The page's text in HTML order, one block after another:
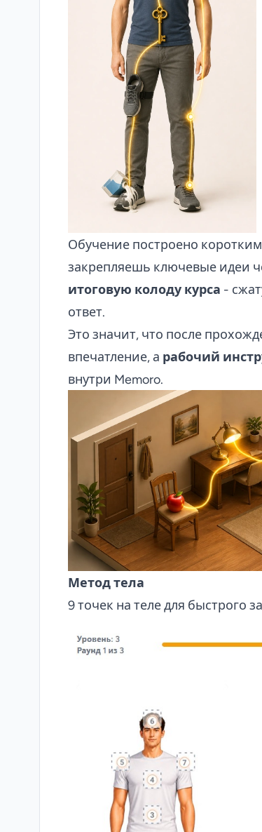
Обучение построено
закрепляешь ключевые идеи
итоговую колоду курса -
ответ.
Это значит, что после
впечатление, а рабочий
внутри Memoro.
Метод тела
9 точек на теле для быстрого